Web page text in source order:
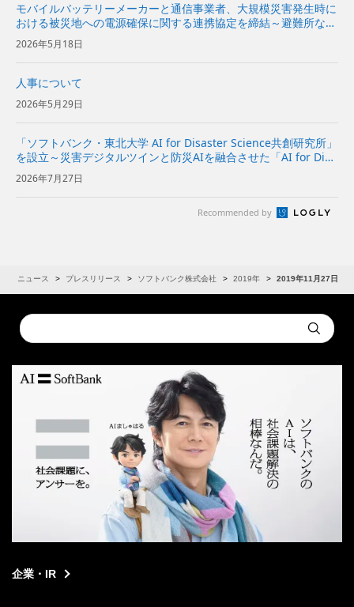
モバイルバッテリーメーカーと通信事業者、大規模災害発生時に
おける被災地への電源確保に関する連携協定を締結～避難所など
への電源関連機材の提供に向けて協力～
2026年5月18日
人事について
2026年5月29日
「ソフトバンク・東北大学 AI for Disaster Science共創研究所」
を設立～災害デジタルツインと防災AIを融合させた「AI for Disa
ster Science基盤」の研究開発と社会実装を推進～ | 企業・IR |
ソフ...
2026年7月27日
Recommended by
ニュース プレスリリース ソフトバンク株式会社 2019年 2019年11月27日
Conduct
a
Submit
企業・IR